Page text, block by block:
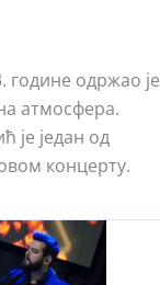
године одржао је
атмосфера.
је један од
концерту.